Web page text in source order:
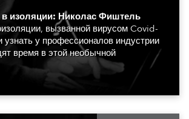
изоляции: Николас Фиштель
вызванной вирусом Covid-
у профессионалов индустрии
время в этой необычной